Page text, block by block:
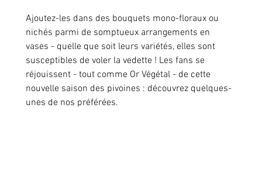
Ajoutez-les dans des bouquets mono-floraux ou
nichés parmi de somptueux arrangements en
vases - quelle que soit leurs variétés, elles sont
susceptibles de voler la vedette ! Les fans se
réjouissent - tout comme Or Végétal - de cette
nouvelle saison des pivoines : découvrez quelques-
unes de nos préférées.